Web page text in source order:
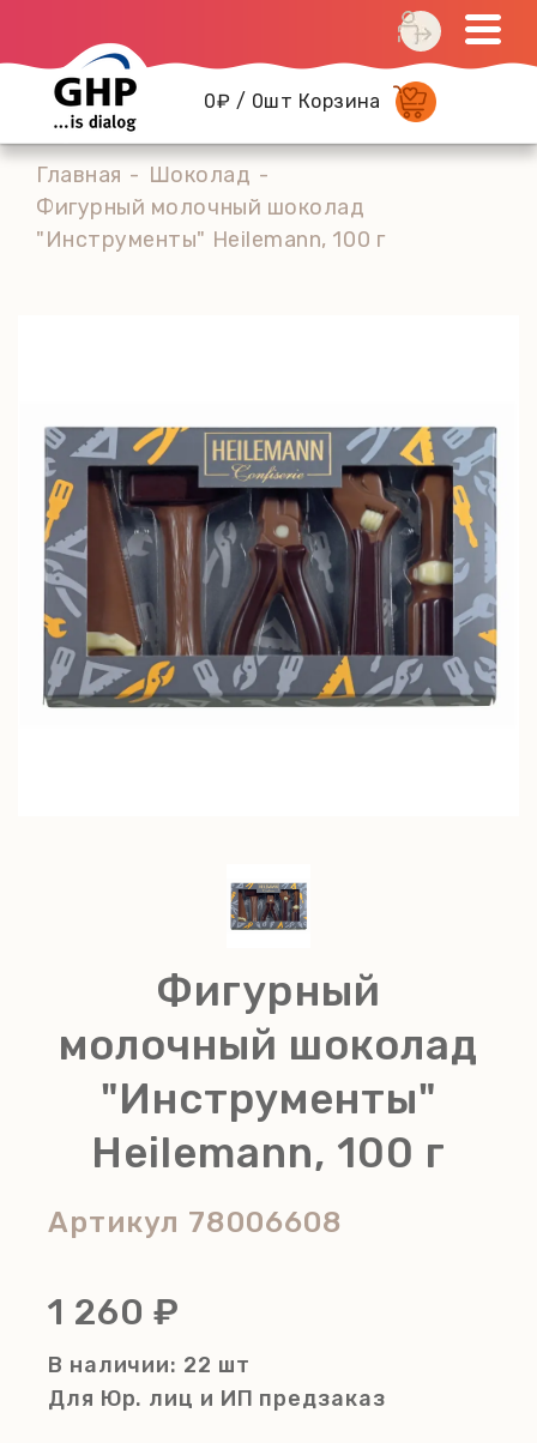
0₽ / 0шт Корзина
Главная
Шоколад
Фигурный молочный шоколад
"Инструменты" Heilemann, 100 г
Фигурный
молочный шоколад
"Инструменты"
Heilemann, 100 г
Артикул 78006608
1 260 ₽
В наличии: 22 шт
Для Юр. лиц и ИП предзаказ